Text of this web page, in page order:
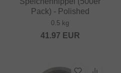
Pack) - Polished
0.5 kg
41.97 EUR